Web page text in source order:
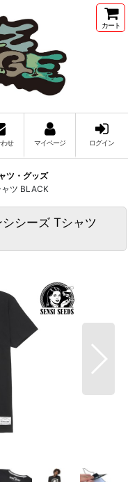
カート
せ マイページ ログイン
ツ・グッズ
ャツ BLACK
シーズ Tシャツ